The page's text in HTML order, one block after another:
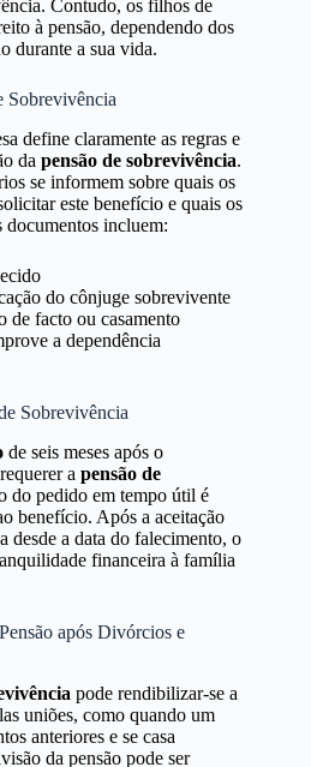
Contudo, os filhos de
à pensão, dependendo dos
durante a sua vida.
Sobrevivência
define claramente as regras e
da pensão de sobrevivência.
se informem sobre quais os
este benefício e quais os
incluem:
do cônjuge sobrevivente
de facto ou casamento
a dependência
Sobrevivência
de seis meses após o
a pensão de
do pedido em tempo útil é
benefício. Após a aceitação
desde a data do falecimento, o
financeira à família
após Divórcios e
pode rendibilizar-se a
uniões, como quando um
anteriores e se casa
da pensão pode ser